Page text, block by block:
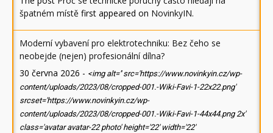
špatném místě first appeared on NovinkyIN.
Moderní vybavení pro elektrotechniku: Bez čeho se
neobejde (nejen) profesionální dílna?
30 června 2026 - <img alt='' src='https://www.novinkyin.cz/wp-
content/uploads/2023/08/cropped-001.-Wiki-Favi-1-22x22.png'
srcset='https://www.novinkyin.cz/wp-
content/uploads/2023/08/cropped-001.-Wiki-Favi-1-44x44.png 2x'
class='avatar avatar-22 photo' height='22' width='22'